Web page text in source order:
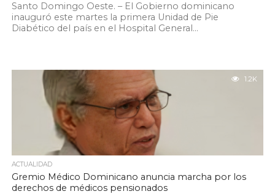
Santo Domingo Oeste. – El Gobierno dominicano
inauguró este martes la primera Unidad de Pie
Diabético del país en el Hospital General...
1.2K
ACTUALIDAD
Gremio Médico Dominicano anuncia marcha por los
derechos de médicos pensionados